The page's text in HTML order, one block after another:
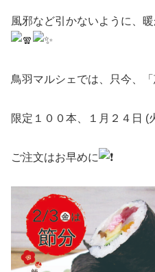
風邪など引かないように、
鳥羽マルシェでは、只今、
限定１００本、１月２４日 (
ご注文はお早めに